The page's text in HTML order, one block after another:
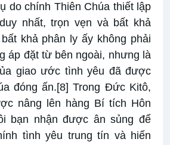
do chính Thiên Chúa thiết lập
nhất, trọn vẹn và bất khả
khả phân ly ấy không phải
áp đặt từ bên ngoài, nhưng là
giao ước tình yêu đã được
đóng ấn.[8] Trong Đức Kitô,
nâng lên hàng Bí tích Hôn
bạn nhận được ân sủng để
tình yêu trung tín và hiến